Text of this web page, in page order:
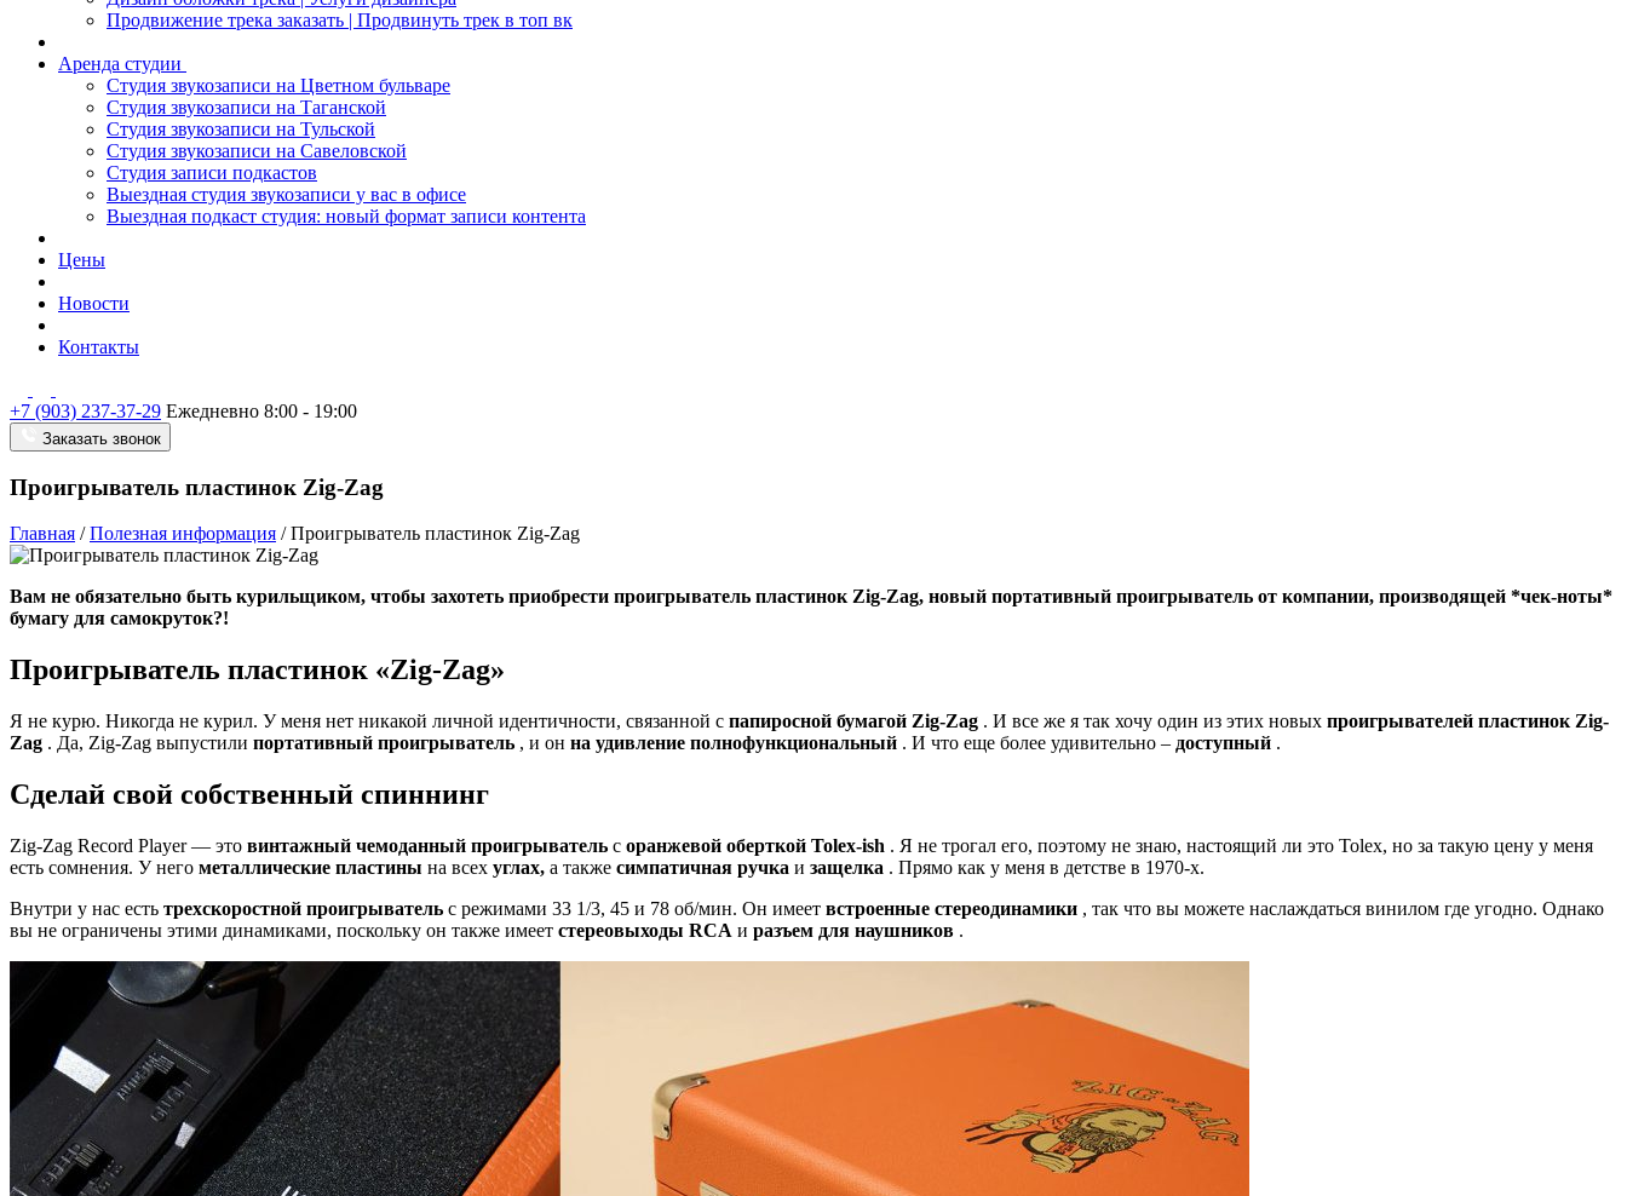
Продвижение трека заказать | Продвинуть трек в топ вк
Аренда студии
Студия звукозаписи на Цветном бульваре
Студия звукозаписи на Таганской
Студия звукозаписи на Тульской
Студия звукозаписи на Савеловской
Студия записи подкастов
Выездная студия звукозаписи у вас в офисе
Выездная подкаст студия: новый формат записи контента
Цены
Новости
Контакты
+7 (903) 237-37-29 Ежедневно 8:00 - 19:00
Заказать звонок
Проигрыватель пластинок Zig-Zag
Главная /Полезная информация /Проигрыватель пластинок Zig-Zag
Вам не обязательно быть курильщиком, чтобы захотеть приобрести проигрыватель пластинок Zig-Zag, новый портативный проигрыватель от компании, производящей *чек-ноты*
бумагу для самокруток?!
Проигрыватель пластинок «Zig-Zag»
Я не курю. Никогда не курил. У меня нет никакой личной идентичности, связанной с папиросной бумагой Zig-Zag . И все же я так хочу один из этих новых проигрывателей пластинок Zig-
Zag . Да, Zig-Zag выпустили портативный проигрыватель , и он на удивление полнофункциональный . И что еще более удивительно – доступный .
Сделай свой собственный спиннинг
Zig-Zag Record Player — это винтажный чемоданный проигрыватель с оранжевой оберткой Tolex-ish . Я не трогал его, поэтому не знаю, настоящий ли это Tolex, но за такую ​​цену у меня
есть сомнения. У него металлические пластины на всех углах, а также симпатичная ручка и защелка . Прямо как у меня в детстве в 1970-х.
Внутри у нас есть трехскоростной проигрыватель с режимами 33 1/3, 45 и 78 об/мин. Он имеет встроенные стереодинамики , так что вы можете наслаждаться винилом где угодно. Однако
вы не ограничены этими динамиками, поскольку он также имеет стереовыходы RCA и разъем для наушников .